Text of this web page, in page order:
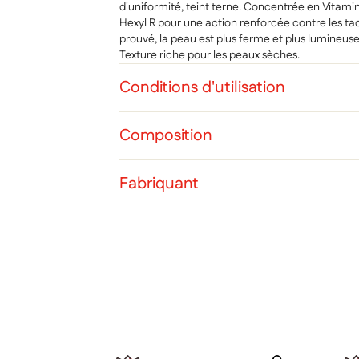
d'uniformité, teint terne. Concentrée en
Hexyl R pour une action renforcée contre les
prouvé, la peau est plus ferme et plus
Texture riche pour les peaux sèches.
Conditions d'utilisation
Composition
Fabriquant